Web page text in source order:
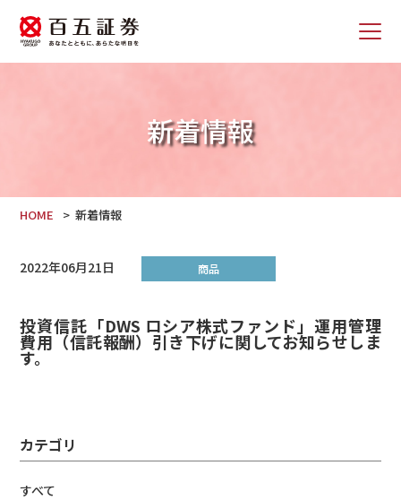
新着情報
HOME 新着情報
2022年06月21日 商品
投資信託「DWS ロシア株式ファンド」運用管理
費用（信託報酬）引き下げに関してお知らせしま
す。
カテゴリ
すべて